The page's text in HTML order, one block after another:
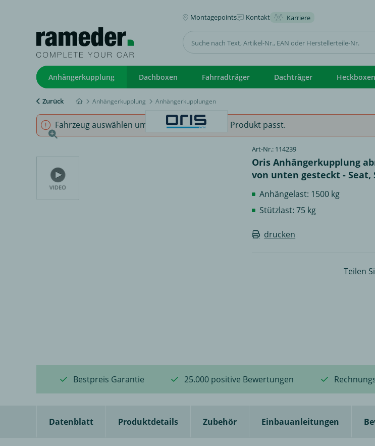
Montagepoints Kontakt Karriere
Anhängerkupplung Dachboxen Fahrradträger Dachträger Heckboxen
Zurück Anhängerkupplung Anhängerkupplungen
Fahrzeug auswählen um sicherzustellen, dass Produkt passt.
Art-Nr.: 114239
Oris Anhängerkupplung
von unten gesteckt - Seat,
Anhängelast: 1500 kg
Stützlast: 75 kg
drucken
Teilen
Bestpreis Garantie 25.000 positive Bewertungen
Datenblatt Produktdetails Zubehör Einbauanleitungen